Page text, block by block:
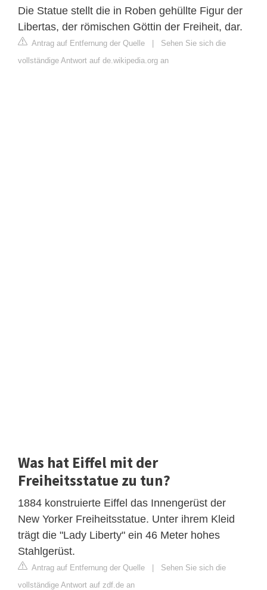
Die Statue stellt die in Roben gehüllte Figur der
Libertas, der römischen Göttin der Freiheit, dar.
Antrag auf Entfernung der Quelle | Sehen Sie sich die
vollständige Antwort auf de.wikipedia.org an
Was hat Eiffel mit der
Freiheitsstatue zu tun?
1884 konstruierte Eiffel das Innengerüst der
New Yorker Freiheitsstatue. Unter ihrem Kleid
trägt die "Lady Liberty" ein 46 Meter hohes
Stahlgerüst.
Antrag auf Entfernung der Quelle | Sehen Sie sich die
vollständige Antwort auf zdf.de an